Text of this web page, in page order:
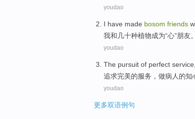
youdao
I have made bosom friends
我和 几十种植物成为“心”朋友。
youdao
The pursuit of perfect service
追求完美的服务 ， 做病人 的知
youdao
更多双语例句